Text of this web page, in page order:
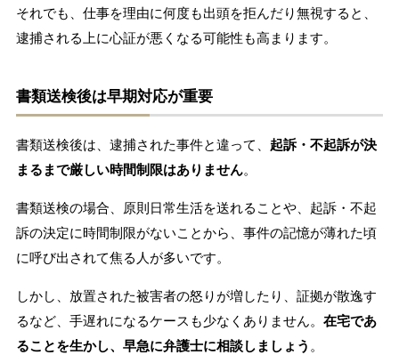
それでも、仕事を理由に何度も出頭を拒んだり無視すると、
逮捕される上に心証が悪くなる可能性も高まります。
書類送検後は早期対応が重要
書類送検後は、逮捕された事件と違って、 起訴・不起訴が決
まるまで厳しい時間制限はありません。
書類送検の場合、原則日常生活を送れることや、起訴・不起
訴の決定に時間制限がないことから、事件の記憶が薄れた頃
に呼び出されて焦る人が多いです。
しかし、放置された被害者の怒りが増したり、証拠が散逸す
るなど、手遅れになるケースも少なくありません。 在宅であ
ることを生かし、早急に弁護士に相談しましょう 。